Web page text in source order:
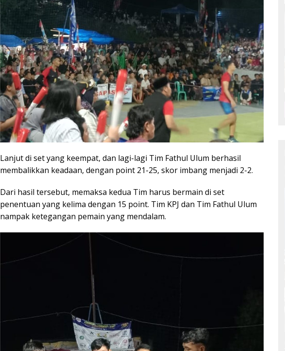
Lanjut di set yang keempat, dan lagi-lagi Tim Fathul Ulum berhasil
membalikkan keadaan, dengan point 21-25, skor imbang menjadi 2-2.
Dari hasil tersebut, memaksa kedua Tim harus bermain di set
penentuan yang kelima dengan 15 point. Tim KPJ dan Tim Fathul Ulum
nampak ketegangan pemain yang mendalam.